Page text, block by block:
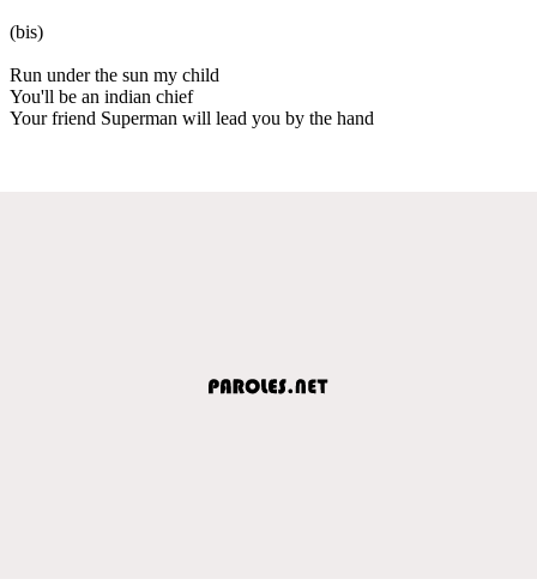
(bis)
Run under the sun my child
You'll be an indian chief
Your friend Superman will lead you by the hand